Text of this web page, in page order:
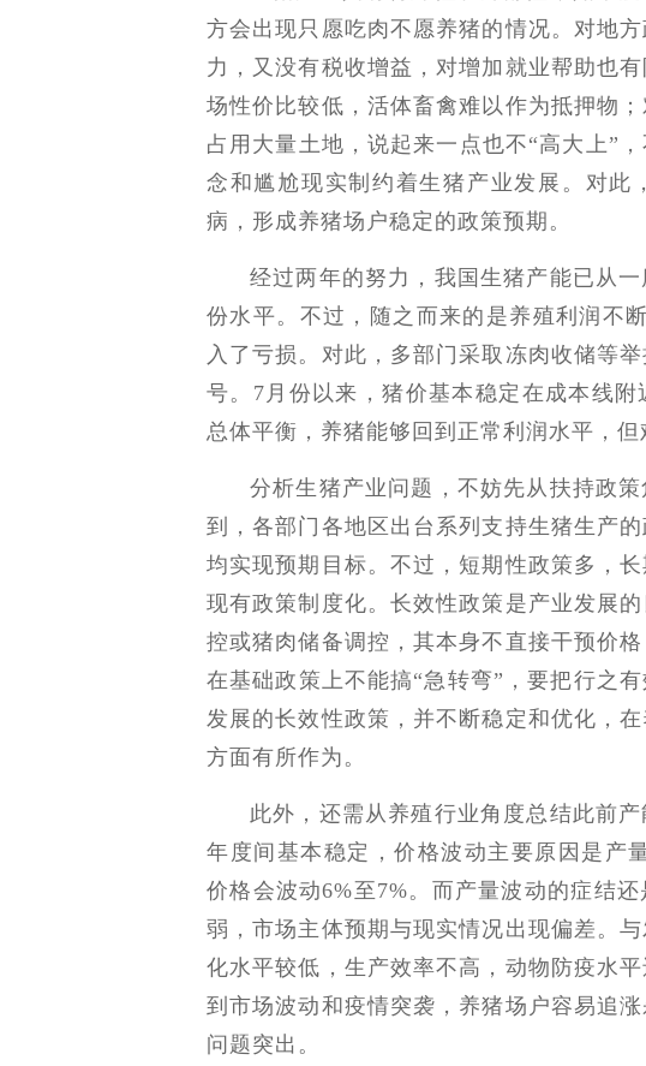
方会出现只愿吃肉不愿养猪的情况。对地
力，又没有税收增益，对增加就业帮助也
场性价比较低，活体畜禽难以作为抵押物
占用大量土地，说起来一点也不“高大上”
念和尴尬现实制约着生猪产业发展。对此
病，形成养猪场户稳定的政策预期。
经过两年的努力，我国生猪产能已从
份水平。不过，随之而来的是养殖利润不
入了亏损。对此，多部门采取冻肉收储等
号。7月份以来，猪价基本稳定在成本线
总体平衡，养猪能够回到正常利润水平，但
分析生猪产业问题，不妨先从扶持政
到，各部门各地区出台系列支持生猪生产
均实现预期目标。不过，短期性政策多，
现有政策制度化。长效性政策是产业发展
控或猪肉储备调控，其本身不直接干预价
在基础政策上不能搞“急转弯”，要把行之
发展的长效性政策，并不断稳定和优化，
方面有所作为。
此外，还需从养殖行业角度总结此前
年度间基本稳定，价格波动主要原因是产
价格会波动6%至7%。而产量波动的症结
弱，市场主体预期与现实情况出现偏差。
化水平较低，生产效率不高，动物防疫水
到市场波动和疫情突袭，养猪场户容易追
问题突出。